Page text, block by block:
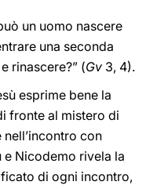
un uomo nascere
una seconda
rinascere?” (Gv 3, 4).
esprime bene la
fronte al mistero di
con
e Nicodemo rivela la
di ogni incontro,